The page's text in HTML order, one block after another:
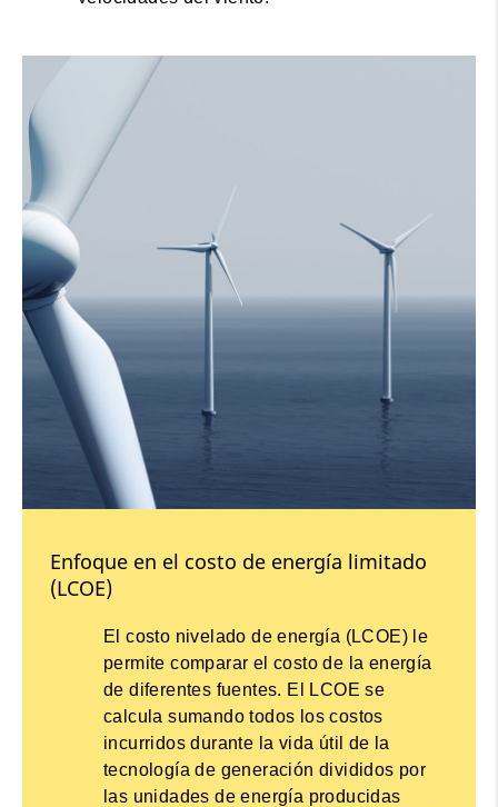
Enfoque en el costo de energía limitado
(LCOE)
El costo nivelado de energía (LCOE) le
permite comparar el costo de la energía
de diferentes fuentes. El LCOE se
calcula sumando todos los costos
incurridos durante la vida útil de la
tecnología de generación divididos por
las unidades de energía producidas